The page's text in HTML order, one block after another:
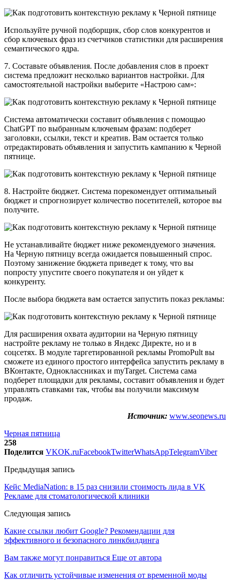
Используйте ручной подборщик, сбор слов конкурентов и
сбор ключевых фраз из счетчиков статистики для расширения
семантического ядра.
7. Составьте объявления. После добавления слов в проект
система предложит несколько вариантов настройки. Для
самостоятельной настройки выберите «Настрою сам»:
Система автоматически составит объявления с помощью
ChatGPT по выбранным ключевым фразам: подберет
заголовки, ссылки, текст и креатив. Вам остается только
отредактировать объявления и запустить кампанию к Черной
пятнице.
8. Настройте бюджет. Система порекомендует оптимальный
бюджет и спрогнозирует количество посетителей, которое вы
получите.
Не устанавливайте бюджет ниже рекомендуемого значения.
На Черную пятницу всегда ожидается повышенный спрос.
Поэтому занижение бюджета приведет к тому, что вы
попросту упустите своего покупателя и он уйдет к
конкуренту.
После выбора бюджета вам остается запустить показ рекламы:
Для расширения охвата аудитории на Черную пятницу
настройте рекламу не только в Яндекс Директе, но и в
соцсетях. В модуле таргетированной рекламы PromoPult вы
сможете из единого простого интерфейса запустить рекламу в
ВКонтакте, Одноклассниках и myTarget. Система сама
подберет площадки для рекламы, составит объявления и будет
управлять ставками так, чтобы вы получили максимум
продаж.
Источник: www.seonews.ru
Черная пятница
258
Поделится VKOK.ruFacebookTwitterWhatsAppTelegramViber
Предыдущая запись
Кейс MediaNation: в 15 раз снизили стоимость лида в VK
Рекламе для стоматологической клиники
Следующая запись
Какие ссылки любит Google? Рекомендации для
эффективного и безопасного линкбилдинга
Вам также могут понравиться Еще от автора
Как отличить устойчивые изменения от временной моды